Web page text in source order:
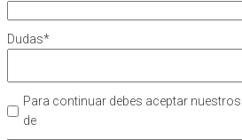
Dudas*
Para continuar debes aceptar
de